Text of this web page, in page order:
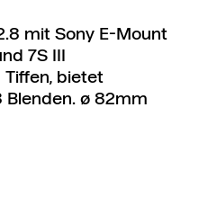
mit Sony E-Mount
7S III
Tiffen, bietet
Blenden. ø 82mm